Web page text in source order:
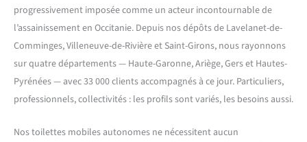
progressivement imposée comme un acteur incontournable de
l’assainissement en Occitanie. Depuis nos dépôts de Lavelanet-de-
Comminges, Villeneuve-de-Rivière et Saint-Girons, nous rayonnons
sur quatre départements — Haute-Garonne, Ariège, Gers et Hautes-
Pyrénées — avec 33 000 clients accompagnés à ce jour. Particuliers,
professionnels, collectivités : les profils sont variés, les besoins aussi.
Nos toilettes mobiles autonomes ne nécessitent aucun